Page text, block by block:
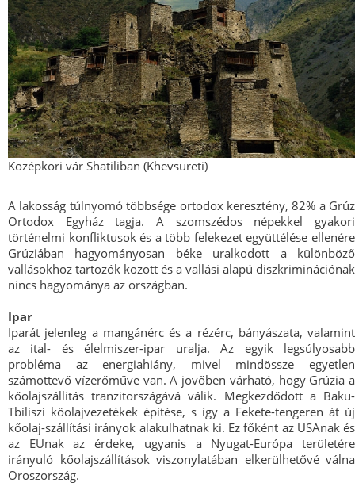
Középkori vár Shatiliban (Khevsureti)
A lakosság túlnyomó többsége ortodox keresztény, 82% a Grúz
Ortodox Egyház tagja. A szomszédos népekkel gyakori
történelmi konfliktusok és a több felekezet együttélése ellenére
Grúziában hagyományosan béke uralkodott a különböző
vallásokhoz tartozók között és a vallási alapú diszkriminációnak
nincs hagyománya az országban.
Ipar
Iparát jelenleg a mangánérc és a rézérc, bányászata, valamint
az ital- és élelmiszer-ipar uralja. Az egyik legsúlyosabb
probléma az energiahiány, mivel mindössze egyetlen
számottevő vízerőműve van. A jövőben várható, hogy Grúzia a
kőolajszállitás tranzitországává válik. Megkezdődött a Baku-
Tbiliszi kőolajvezetékek építése, s így a Fekete-tengeren át új
kőolaj-szállítási irányok alakulhatnak ki. Ez főként az USAnak és
az EUnak az érdeke, ugyanis a Nyugat-Európa területére
irányuló kőolajszállítások viszonylatában elkerülhetővé válna
Oroszország.